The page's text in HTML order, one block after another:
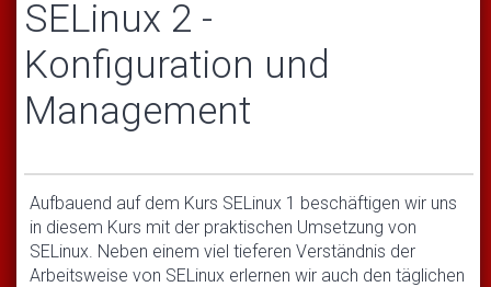
SELinux 2 -
Konfiguration und
Management
Aufbauend auf dem Kurs SELinux 1 beschäftigen wir uns
in diesem Kurs mit der praktischen Umsetzung von
SELinux. Neben einem viel tieferen Verständnis der
Arbeitsweise von SELinux erlernen wir auch den täglichen